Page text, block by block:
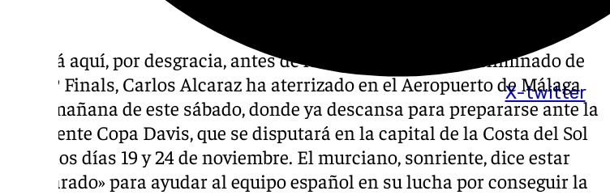
X-twitter
Ya está aquí, por desgracia, antes de lo deseado. Tras caer eliminado de
la ATP Finals, Carlos Alcaraz ha aterrizado en el Aeropuerto de Málaga
en la mañana de este sábado, donde ya descansa para prepararse ante la
inminente Copa Davis, que se disputará en la capital de la Costa del Sol
entre los días 19 y 24 de noviembre. El murciano, sonriente, dice estar
«preparado» para ayudar al equipo español en su lucha por conseguir la